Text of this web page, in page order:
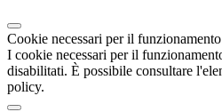
Cookie necessari per il funzionamento
I cookie necessari per il
disabilitati. È possibile consultare
policy.